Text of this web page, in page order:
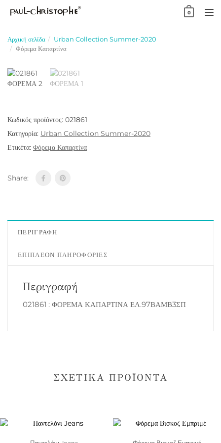
0
Αρχική σελίδα
Urban Collection Summer-2020
Φόρεμα Καπαρτίνα
Κωδικός προϊόντος: 021861
Κατηγορία: Urban Collection Summer-2020
Ετικέτα: Φόρεμα Καπαρτίνα
Share:
ΠΕΡΙΓΡΑΦΉ
ΕΠΙΠΛΈΟΝ ΠΛΗΡΟΦΟΡΊΕΣ
Περιγραφή
021861 : ΦΟΡΕΜΑ ΚΑΠΑΡΤΙΝΑ ΕΛ.97ΒΑΜΒ3ΣΠ
ΣΧΕΤΙΚΆ ΠΡΟΪΌΝΤΑ